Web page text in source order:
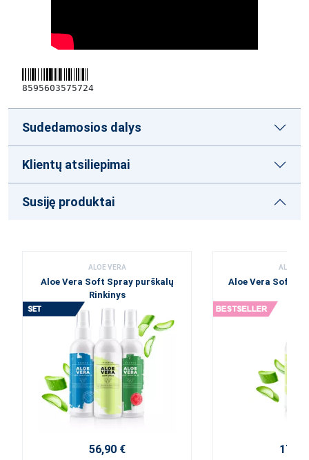
8595603575724
Sudedamosios dalys
Klientų atsiliepimai
Susiję produktai
ALOE VERA
Aloe Vera Soft Spray purškalų
Rinkinys
56,90 €
ALOE
Aloe Vera Soft
17,10